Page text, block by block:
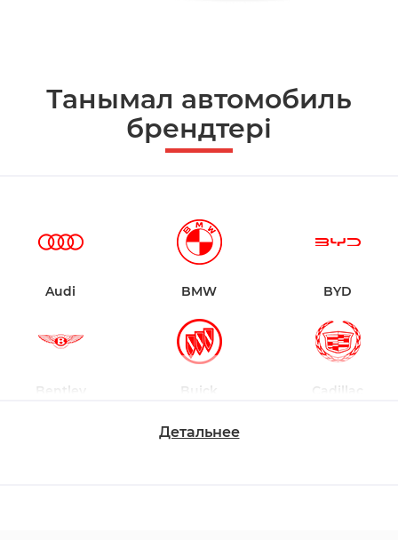
Танымал автомобиль
брендтері
Audi BMW BYD
Bentley Buick Cadillac
Детальнее